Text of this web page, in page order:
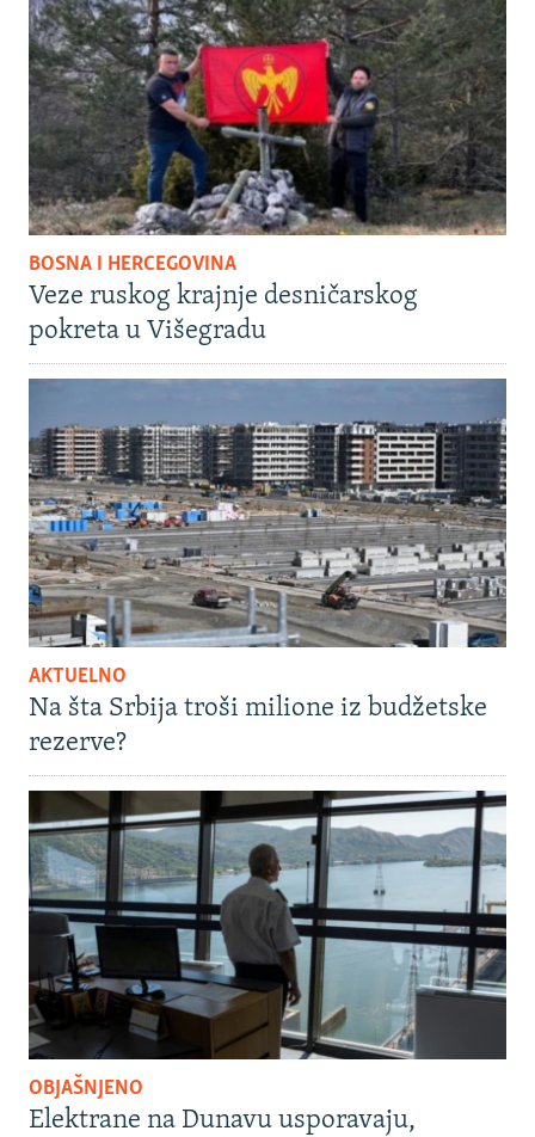
BOSNA I HERCEGOVINA
Veze ruskog krajnje desničarskog
pokreta u Višegradu
AKTUELNO
Na šta Srbija troši milione iz budžetske
rezerve?
OBJAŠNJENO
Elektrane na Dunavu usporavaju,